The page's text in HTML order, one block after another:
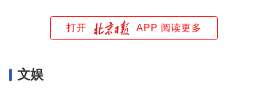
打开 APP 阅读更多
文娱